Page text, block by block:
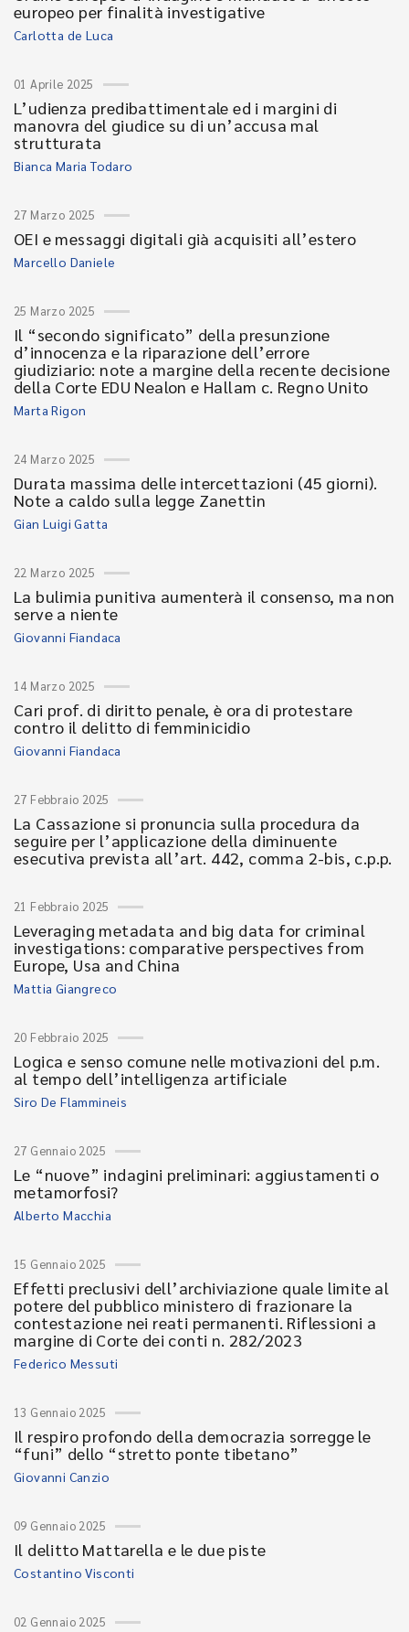
europeo per finalità investigative
Carlotta de Luca
01 Aprile 2025
L’udienza predibattimentale ed i margini di
manovra del giudice su di un’accusa mal
strutturata
Bianca Maria Todaro
27 Marzo 2025
OEI e messaggi digitali già acquisiti all’estero
Marcello Daniele
25 Marzo 2025
Il “secondo significato” della presunzione
d’innocenza e la riparazione dell’errore
giudiziario: note a margine della recente decisione
della Corte EDU Nealon e Hallam c. Regno Unito
Marta Rigon
24 Marzo 2025
Durata massima delle intercettazioni (45 giorni).
Note a caldo sulla legge Zanettin
Gian Luigi Gatta
22 Marzo 2025
La bulimia punitiva aumenterà il consenso, ma non
serve a niente
Giovanni Fiandaca
14 Marzo 2025
Cari prof. di diritto penale, è ora di protestare
contro il delitto di femminicidio
Giovanni Fiandaca
27 Febbraio 2025
La Cassazione si pronuncia sulla procedura da
seguire per l’applicazione della diminuente
esecutiva prevista all’art. 442, comma 2-bis, c.p.p.
21 Febbraio 2025
Leveraging metadata and big data for criminal
investigations: comparative perspectives from
Europe, Usa and China
Mattia Giangreco
20 Febbraio 2025
Logica e senso comune nelle motivazioni del p.m.
al tempo dell’intelligenza artificiale
Siro De Flammineis
27 Gennaio 2025
Le “nuove” indagini preliminari: aggiustamenti o
metamorfosi?
Alberto Macchia
15 Gennaio 2025
Effetti preclusivi dell’archiviazione quale limite al
potere del pubblico ministero di frazionare la
contestazione nei reati permanenti. Riflessioni a
margine di Corte dei conti n. 282/2023
Federico Messuti
13 Gennaio 2025
Il respiro profondo della democrazia sorregge le
“funi” dello “stretto ponte tibetano”
Giovanni Canzio
09 Gennaio 2025
Il delitto Mattarella e le due piste
Costantino Visconti
02 Gennaio 2025